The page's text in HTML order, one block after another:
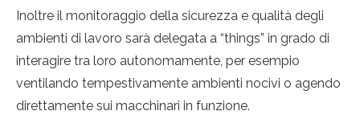
Inoltre il monitoraggio della sicurezza e qualità degli
ambienti di lavoro sarà delegata a “things” in grado di
interagire tra loro autonomamente, per esempio
ventilando tempestivamente ambienti nocivi o agendo
direttamente sui macchinari in funzione.